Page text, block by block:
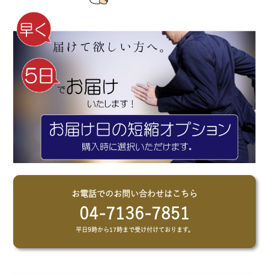
お電話でのお問い合わせはこちら
04-7136-7851
平日9時から17時まで受け付けております。